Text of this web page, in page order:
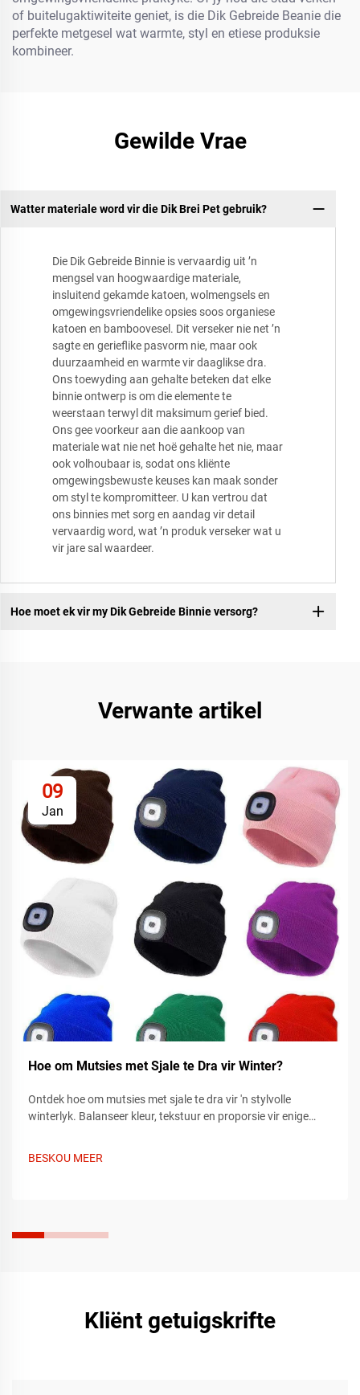
of buitelugaktiwiteite geniet, is die Dik Gebreide Beanie die
perfekte metgesel wat warmte, styl en etiese produksie
kombineer.
Gewilde Vrae
Watter materiale word vir die Dik Brei Pet gebruik?
Die Dik Gebreide Binnie is vervaardig uit ’n
mengsel van hoogwaardige materiale,
insluitend gekamde katoen, wolmengsels en
omgewingsvriendelike opsies soos organiese
katoen en bamboovesel. Dit verseker nie net ’n
sagte en gerieflike pasvorm nie, maar ook
duurzaamheid en warmte vir daaglikse dra.
Ons toewyding aan gehalte beteken dat elke
binnie ontwerp is om die elemente te
weerstaan terwyl dit maksimum gerief bied.
Ons gee voorkeur aan die aankoop van
materiale wat nie net hoë gehalte het nie, maar
ook volhoubaar is, sodat ons kliënte
omgewingsbewuste keuses kan maak sonder
om styl te kompromitteer. U kan vertrou dat
ons binnies met sorg en aandag vir detail
vervaardig word, wat ’n produk verseker wat u
vir jare sal waardeer.
Hoe moet ek vir my Dik Gebreide Binnie versorg?
Verwante artikel
09
Jan
Hoe om Mutsies met Sjale te Dra vir Winter?
Ontdek hoe om mutsies met sjale te dra vir 'n stylvolle
winterlyk. Balanseer kleur, tekstuur en proporsie vir enige
BESKOU MEER
Kliënt getuigskrifte